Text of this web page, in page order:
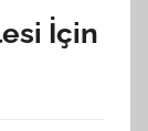
İçin